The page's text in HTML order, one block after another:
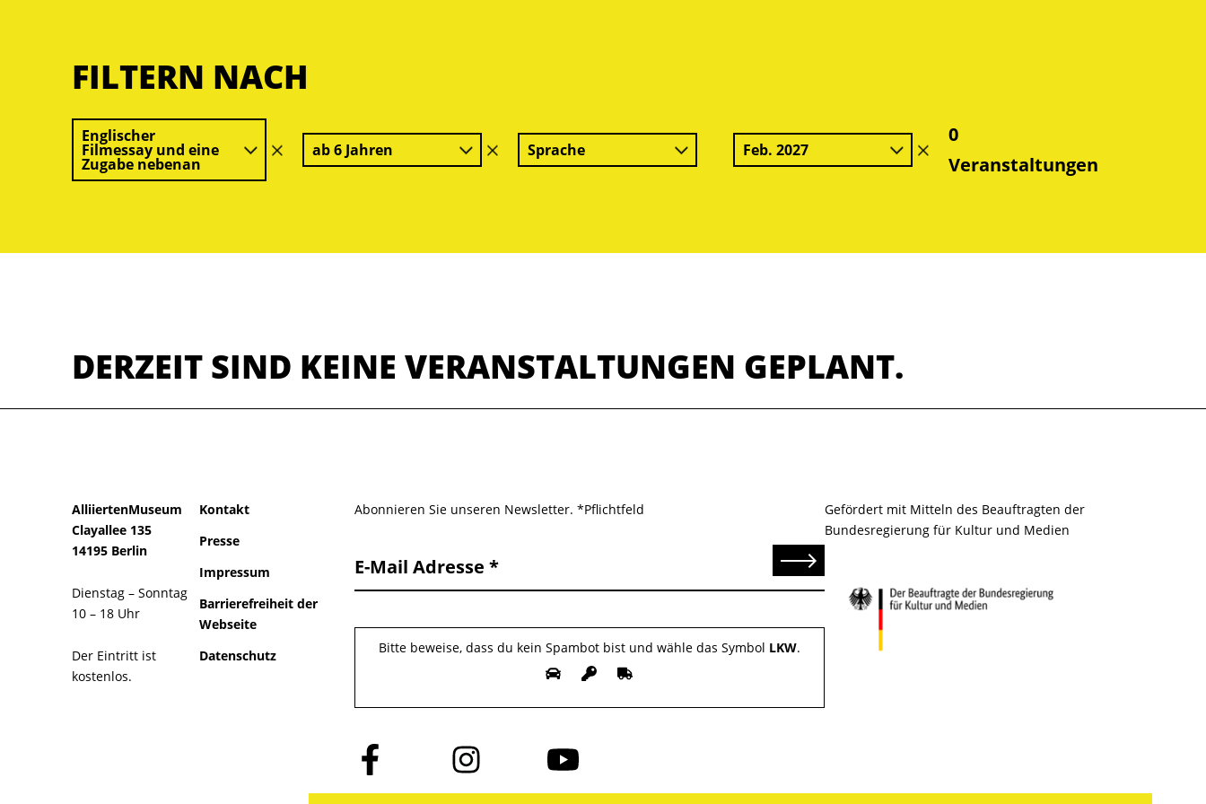
FILTERN NACH
Englischer
Filmessay und eine
Zugabe nebenan
Filter
löschen
ab 6 Jahren
Filter
löschen
Sprache Feb. 2027
Filter
löschen
0
Veranstaltungen
DERZEIT SIND KEINE VERANSTALTUNGEN GEPLANT.
AlliiertenMuseum
Clayallee 135
14195 Berlin
Dienstag – Sonntag
10 – 18 Uhr
Der Eintritt ist
kostenlos.
Kontakt
Presse
Impressum
Barrierefreiheit der
Webseite
Datenschutz
Abonnieren Sie unseren Newsletter. *Pflichtfeld
E-Mail Adresse Senden
Bitte beweise, dass du kein Spambot bist und wähle das Symbol LKW.
Folge
uns
auf
Folge
uns
auf
Folge
uns
auf
Gefördert mit Mitteln des Beauftragten der
Bundesregierung für Kultur und Medien